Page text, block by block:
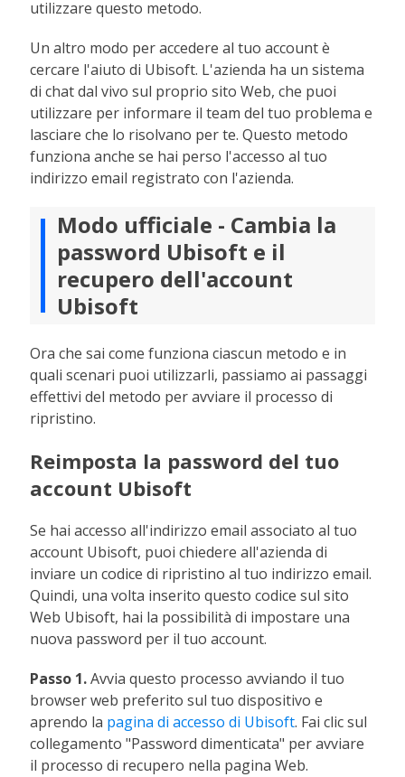
utilizzare questo metodo.
Un altro modo per accedere al tuo account è
cercare l'aiuto di Ubisoft. L'azienda ha un sistema
di chat dal vivo sul proprio sito Web, che puoi
utilizzare per informare il team del tuo problema e
lasciare che lo risolvano per te. Questo metodo
funziona anche se hai perso l'accesso al tuo
indirizzo email registrato con l'azienda.
Modo ufficiale - Cambia la
password Ubisoft e il
recupero dell'account
Ubisoft
Ora che sai come funziona ciascun metodo e in
quali scenari puoi utilizzarli, passiamo ai passaggi
effettivi del metodo per avviare il processo di
ripristino.
Reimposta la password del tuo
account Ubisoft
Se hai accesso all'indirizzo email associato al tuo
account Ubisoft, puoi chiedere all'azienda di
inviare un codice di ripristino al tuo indirizzo email.
Quindi, una volta inserito questo codice sul sito
Web Ubisoft, hai la possibilità di impostare una
nuova password per il tuo account.
Passo 1.Avvia questo processo avviando il tuo
browser web preferito sul tuo dispositivo e
aprendo la pagina di accesso di Ubisoft. Fai clic sul
collegamento "Password dimenticata" per avviare
il processo di recupero nella pagina Web.